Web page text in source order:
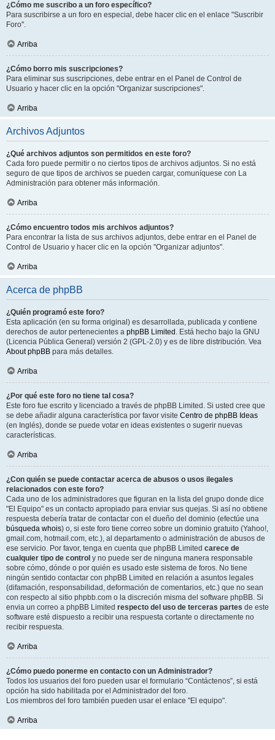
¿Cómo me suscribo a un foro específico?
Para suscribirse a un foro en especial, debe hacer clic en el enlace "Suscribir
Foro".
Arriba
¿Cómo borro mis suscripciones?
Para eliminar sus suscripciones, debe entrar en el Panel de Control de
Usuario y hacer clic en la opción "Organizar suscripciones".
Arriba
Archivos Adjuntos
¿Qué archivos adjuntos son permitidos en este foro?
Cada foro puede permitir o no ciertos tipos de archivos adjuntos. Si no está
seguro de que tipos de archivos se pueden cargar, comuníquese con La
Administración para obtener más información.
Arriba
¿Cómo encuentro todos mis archivos adjuntos?
Para encontrar la lista de sus archivos adjuntos, debe entrar en el Panel de
Control de Usuario y hacer clic en la opción "Organizar adjuntos".
Arriba
Acerca de phpBB
¿Quién programó este foro?
Esta aplicación (en su forma original) es desarrollada, publicada y contiene
derechos de autor pertenecientes a phpBB Limited . Está hecho bajo la GNU
(Licencia Pública General) versión 2 (GPL-2.0) y es de libre distribución. Vea
About phpBB para más detalles.
Arriba
¿Por qué este foro no tiene tal cosa?
Este foro fue escrito y licenciado a través de phpBB Limited. Si usted cree que
se debe añadir alguna característica por favor visite Centro de phpBB Ideas
(en Inglés), donde se puede votar en ideas existentes o sugerir nuevas
características.
Arriba
¿Con quién se puede contactar acerca de abusos o usos ilegales
relacionados con este foro?
Cada uno de los administradores que figuran en la lista del grupo donde dice
"El Equipo" es un contacto apropiado para enviar sus quejas. Si así no obtiene
respuesta debería tratar de contactar con el dueño del dominio (efectúe una
búsqueda whois) o, si este foro tiene correo sobre un dominio gratuito (Yahoo!,
gmail.com, hotmail.com, etc.), al departamento o administración de abusos de
ese servicio. Por favor, tenga en cuenta que phpBB Limited carece de
cualquier tipo de control y no puede ser de ninguna manera responsable
sobre cómo, dónde o por quién es usado este sistema de foros. No tiene
ningún sentido contactar con phpBB Limited en relación a asuntos legales
(difamación, responsabilidad, deformación de comentarios, etc.) que no sean
con respecto al sitio phpbb.com o la discreción misma del software phpBB. Si
envia un correo a phpBB Limited respecto del uso de terceras partes de este
software esté dispuesto a recibir una respuesta cortante o directamente no
recibir respuesta.
Arriba
¿Cómo puedo ponerme en contacto con un Administrador?
Todos los usuarios del foro pueden usar el formulario “Contáctenos”, si está
opción ha sido habilitada por el Administrador del foro.
Los miembros del foro también pueden usar el enlace "El equipo".
Arriba